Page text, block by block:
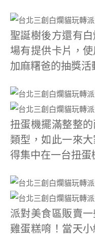
聖誕樹後方還有
場有提供卡片，
加麻糬爸的抽獎活
扭蛋機擺滿整整
類型，如此一來
得集中在一台扭蛋
派對美食區販賣
雞蛋糕唷！當天